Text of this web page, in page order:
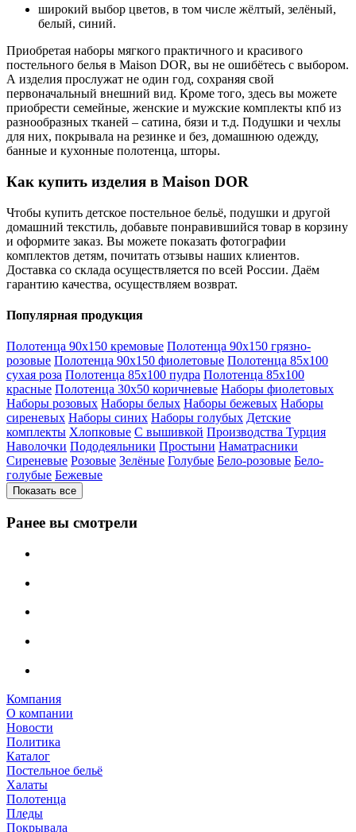
широкий выбор цветов, в том числе жёлтый, зелёный,
белый, синий.
Приобретая наборы мягкого практичного и красивого
постельного белья в Maison DOR, вы не ошибётесь с выбором.
А изделия прослужат не один год, сохраняя свой
первоначальный внешний вид. Кроме того, здесь вы можете
приобрести семейные, женские и мужские комплекты кпб из
разнообразных тканей – сатина, бязи и т.д. Подушки и чехлы
для них, покрывала на резинке и без, домашнюю одежду,
банные и кухонные полотенца, шторы.
Как купить изделия в Maison DOR
Чтобы купить детское постельное бельё, подушки и другой
домашний текстиль, добавьте понравившийся товар в корзину
и оформите заказ. Вы можете показать фотографии
комплектов детям, почитать отзывы наших клиентов.
Доставка со склада осуществляется по всей России. Даём
гарантию качества, осуществляем возврат.
Популярная продукция
Полотенца 90х150 кремовые Полотенца 90х150 грязно-
розовые Полотенца 90х150 фиолетовые Полотенца 85х100
сухая роза Полотенца 85х100 пудра Полотенца 85х100
красные Полотенца 30х50 коричневые Наборы фиолетовых
Наборы розовых Наборы белых Наборы бежевых Наборы
сиреневых Наборы синих Наборы голубых Детские
комплекты Хлопковые С вышивкой Производства Турция
Наволочки Пододеяльники Простыни Наматрасники
Сиреневые Розовые Зелёные Голубые Бело-розовые Бело-
голубые Бежевые
Показать все
Ранее вы смотрели
Компания
О компании
Новости
Политика
Каталог
Постельное бельё
Халаты
Полотенца
Пледы
Покрывала